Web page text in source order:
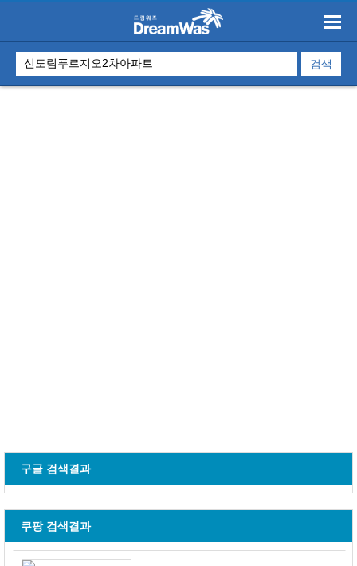
구글 검색결과
쿠팡 검색결과